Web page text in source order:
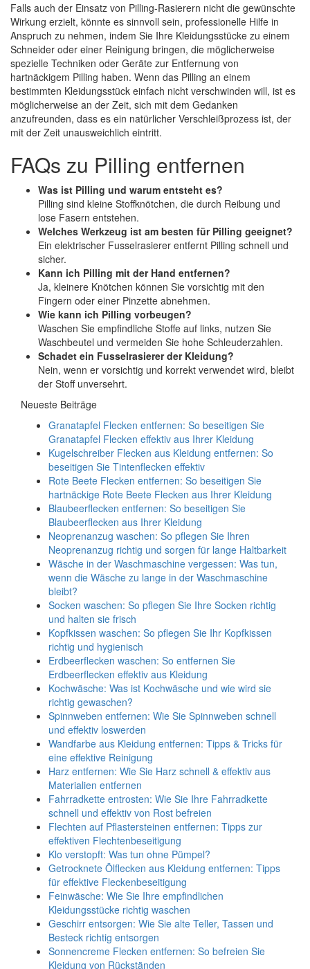
Falls auch der Einsatz von Pilling-Rasierern nicht die gewünschte
Wirkung erzielt, könnte es sinnvoll sein, professionelle Hilfe in
Anspruch zu nehmen, indem Sie Ihre Kleidungsstücke zu einem
Schneider oder einer Reinigung bringen, die möglicherweise
spezielle Techniken oder Geräte zur Entfernung von
hartnäckigem Pilling haben. Wenn das Pilling an einem
bestimmten Kleidungsstück einfach nicht verschwinden will, ist es
möglicherweise an der Zeit, sich mit dem Gedanken
anzufreunden, dass es ein natürlicher Verschleißprozess ist, der
mit der Zeit unausweichlich eintritt.
FAQs zu Pilling entfernen
Was ist Pilling und warum entsteht es?
Pilling sind kleine Stoffknötchen, die durch Reibung und
lose Fasern entstehen.
Welches Werkzeug ist am besten für Pilling geeignet?
Ein elektrischer Fusselrasierer entfernt Pilling schnell und
sicher.
Kann ich Pilling mit der Hand entfernen?
Ja, kleinere Knötchen können Sie vorsichtig mit den
Fingern oder einer Pinzette abnehmen.
Wie kann ich Pilling vorbeugen?
Waschen Sie empfindliche Stoffe auf links, nutzen Sie
Waschbeutel und vermeiden Sie hohe Schleuderzahlen.
Schadet ein Fusselrasierer der Kleidung?
Nein, wenn er vorsichtig und korrekt verwendet wird, bleibt
der Stoff unversehrt.
Neueste Beiträge
Granatapfel Flecken entfernen: So beseitigen Sie
Granatapfel Flecken effektiv aus Ihrer Kleidung
Kugelschreiber Flecken aus Kleidung entfernen: So
beseitigen Sie Tintenflecken effektiv
Rote Beete Flecken entfernen: So beseitigen Sie
hartnäckige Rote Beete Flecken aus Ihrer Kleidung
Blaubeerflecken entfernen: So beseitigen Sie
Blaubeerflecken aus Ihrer Kleidung
Neoprenanzug waschen: So pflegen Sie Ihren
Neoprenanzug richtig und sorgen für lange Haltbarkeit
Wäsche in der Waschmaschine vergessen: Was tun,
wenn die Wäsche zu lange in der Waschmaschine
bleibt?
Socken waschen: So pflegen Sie Ihre Socken richtig
und halten sie frisch
Kopfkissen waschen: So pflegen Sie Ihr Kopfkissen
richtig und hygienisch
Erdbeerflecken waschen: So entfernen Sie
Erdbeerflecken effektiv aus Kleidung
Kochwäsche: Was ist Kochwäsche und wie wird sie
richtig gewaschen?
Spinnweben entfernen: Wie Sie Spinnweben schnell
und effektiv loswerden
Wandfarbe aus Kleidung entfernen: Tipps & Tricks für
eine effektive Reinigung
Harz entfernen: Wie Sie Harz schnell & effektiv aus
Materialien entfernen
Fahrradkette entrosten: Wie Sie Ihre Fahrradkette
schnell und effektiv von Rost befreien
Flechten auf Pflastersteinen entfernen: Tipps zur
effektiven Flechtenbeseitigung
Klo verstopft: Was tun ohne Pümpel?
Getrocknete Ölflecken aus Kleidung entfernen: Tipps
für effektive Fleckenbeseitigung
Feinwäsche: Wie Sie Ihre empfindlichen
Kleidungsstücke richtig waschen
Geschirr entsorgen: Wie Sie alte Teller, Tassen und
Besteck richtig entsorgen
Sonnencreme Flecken entfernen: So befreien Sie
Kleidung von Rückständen